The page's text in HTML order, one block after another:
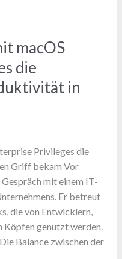
macOS
die
in
Privileges die
Griff bekam Vor
mit einem IT-
Er betreut
die von Entwicklern,
Köpfen genutzt werden.
Balance zwischen der